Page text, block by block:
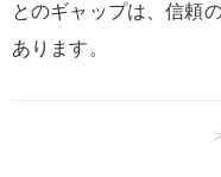
とのギャップは、信頼
あります。